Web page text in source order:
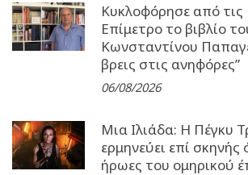
Κυκλοφόρησε από τις
Επίμετρο το βιβλίο
Κωνσταντίνου
βρεις στις ανηφόρες”
06/08/2026
Μια Ιλιάδα: H Πέγκυ
ερμηνεύει επί σκηνής
ήρωες του ομηρικού